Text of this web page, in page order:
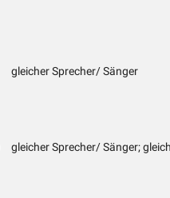
gleicher Sprecher/ Sänger
gleicher Sprecher/ Sänger;